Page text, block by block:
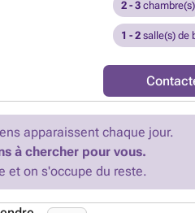
un ensemble de 8
à 138 m² dans
disposant d'une
charmant par
mélange de
espaces verts et
emplacement
et à l'aéroport de
finitions de qualité
énergétique,
actuellement.
parking en
régime des droits
2 - 3 chambre(s)
1 - 2 salle(s) de
apparaissent chaque jour.
à chercher pour vous.
et on s'occupe du reste.